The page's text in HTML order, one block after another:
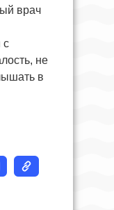
врач
с
не
в